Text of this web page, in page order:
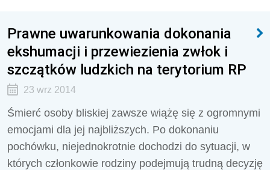
Prawne uwarunkowania dokonania
ekshumacji i przewiezienia zwłok i
szczątków ludzkich na terytorium RP
23 wrz 2014
Śmierć osoby bliskiej zawsze wiążę się z ogromnymi
emocjami dla jej najbliższych. Po dokonaniu
pochówku, niejednokrotnie dochodzi do sytuacji, w
których członkowie rodziny podejmują trudną decyzję